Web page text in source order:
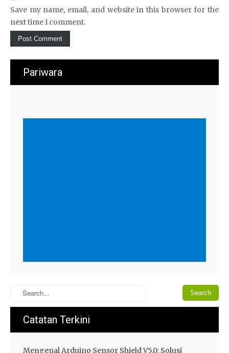
Save my name, email, and website in this browser for the
next time I comment.
Pariwara
Catatan Terkini
Mengenal Arduino Sensor Shield V5.0: Solusi